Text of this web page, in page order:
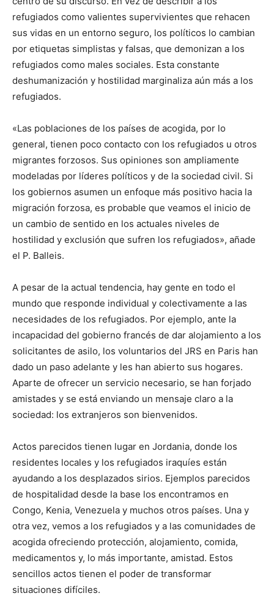
refugiados como valientes supervivientes que rehacen
sus vidas en un entorno seguro, los políticos lo cambian
por etiquetas simplistas y falsas, que demonizan a los
refugiados como males sociales. Esta constante
deshumanización y hostilidad marginaliza aún más a los
refugiados.
«Las poblaciones de los países de acogida, por lo
general, tienen poco contacto con los refugiados u otros
migrantes forzosos. Sus opiniones son ampliamente
modeladas por líderes políticos y de la sociedad civil. Si
los gobiernos asumen un enfoque más positivo hacia la
migración forzosa, es probable que veamos el inicio de
un cambio de sentido en los actuales niveles de
hostilidad y exclusión que sufren los refugiados», añade
el P. Balleis.
A pesar de la actual tendencia, hay gente en todo el
mundo que responde individual y colectivamente a las
necesidades de los refugiados. Por ejemplo, ante la
incapacidad del gobierno francés de dar alojamiento a los
solicitantes de asilo, los voluntarios del JRS en Paris han
dado un paso adelante y les han abierto sus hogares.
Aparte de ofrecer un servicio necesario, se han forjado
amistades y se está enviando un mensaje claro a la
sociedad: los extranjeros son bienvenidos.
Actos parecidos tienen lugar en Jordania, donde los
residentes locales y los refugiados iraquíes están
ayudando a los desplazados sirios. Ejemplos parecidos
de hospitalidad desde la base los encontramos en
Congo, Kenia, Venezuela y muchos otros países. Una y
otra vez, vemos a los refugiados y a las comunidades de
acogida ofreciendo protección, alojamiento, comida,
medicamentos y, lo más importante, amistad. Estos
sencillos actos tienen el poder de transformar
situaciones difíciles.